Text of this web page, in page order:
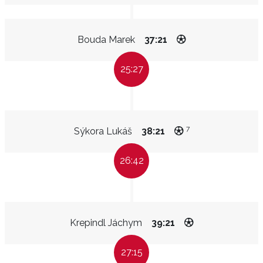
Bouda Marek 37:21
25:27
Sýkora Lukáš 38:21 7
26:42
Krepindl Jáchym 39:21
27:15